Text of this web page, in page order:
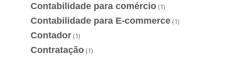
Contabilidade para comércio (1)
Contabilidade para E-commerce (1)
Contador (1)
Contratação (1)